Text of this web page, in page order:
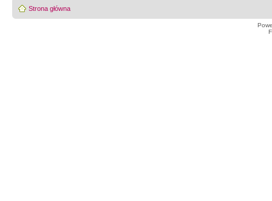
Strona główna